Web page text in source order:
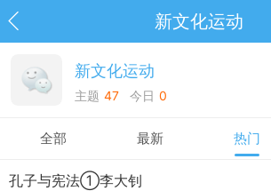
新文化运动
新文化运动
主题 47 今日 0
全部 最新 热门
孔子与宪法①李大钊